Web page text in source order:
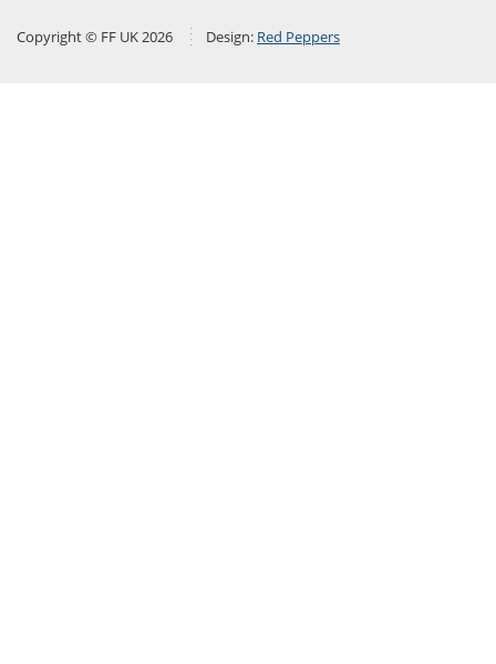
Copyright © FF UK 2026 Design: Red Peppers